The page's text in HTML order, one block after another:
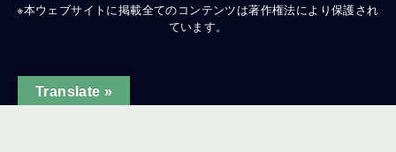
※本ウェブサイトに掲載全てのコンテンツは著作権法により保護され
ています。
Translate »